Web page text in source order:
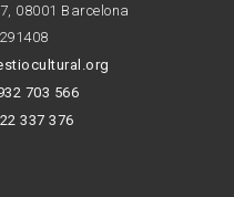
08001 Barcelona
703 566
337 376